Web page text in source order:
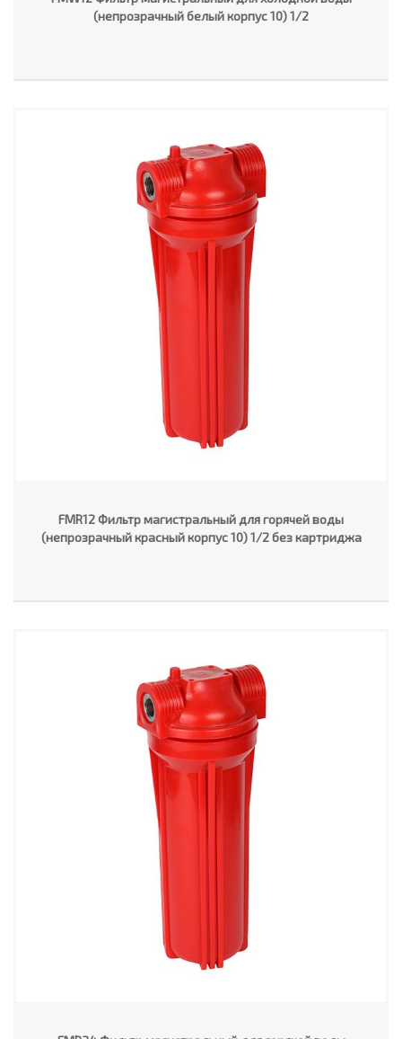
(непрозрачный белый корпус 10) 1/2
FMR12 Фильтр магистральный для горячей воды
(непрозрачный красный корпус 10) 1/2 без картриджа